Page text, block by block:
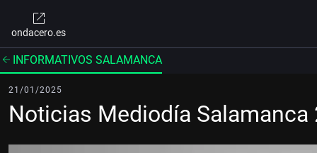
ondacero.es
INFORMATIVOS SALAMANCA
21/01/2025
Noticias Mediodía